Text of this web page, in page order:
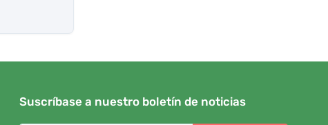
Suscríbase a nuestro boletín de noticias